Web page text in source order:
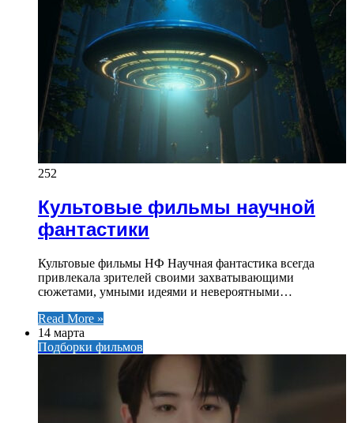
252
Культовые фильмы научной
фантастики
Культовые фильмы НФ Научная фантастика всегда
привлекала зрителей своими захватывающими
сюжетами, умными идеями и невероятными…
Read More »
14 марта
Подборки фильмов